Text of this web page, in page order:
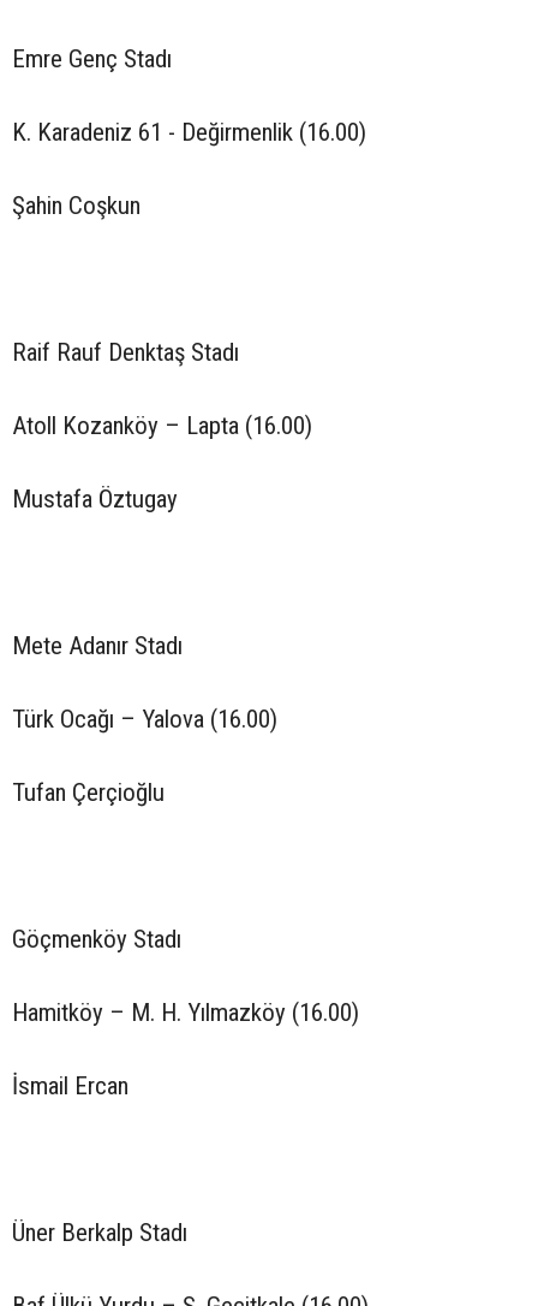
Emre Genç Stadı
K. Karadeniz 61 - Değirmenlik (16.00)
Şahin Coşkun
Raif Rauf Denktaş Stadı
Atoll Kozanköy – Lapta (16.00)
Mustafa Öztugay
Mete Adanır Stadı
Türk Ocağı – Yalova (16.00)
Tufan Çerçioğlu
Göçmenköy Stadı
Hamitköy – M. H. Yılmazköy (16.00)
İsmail Ercan
Üner Berkalp Stadı